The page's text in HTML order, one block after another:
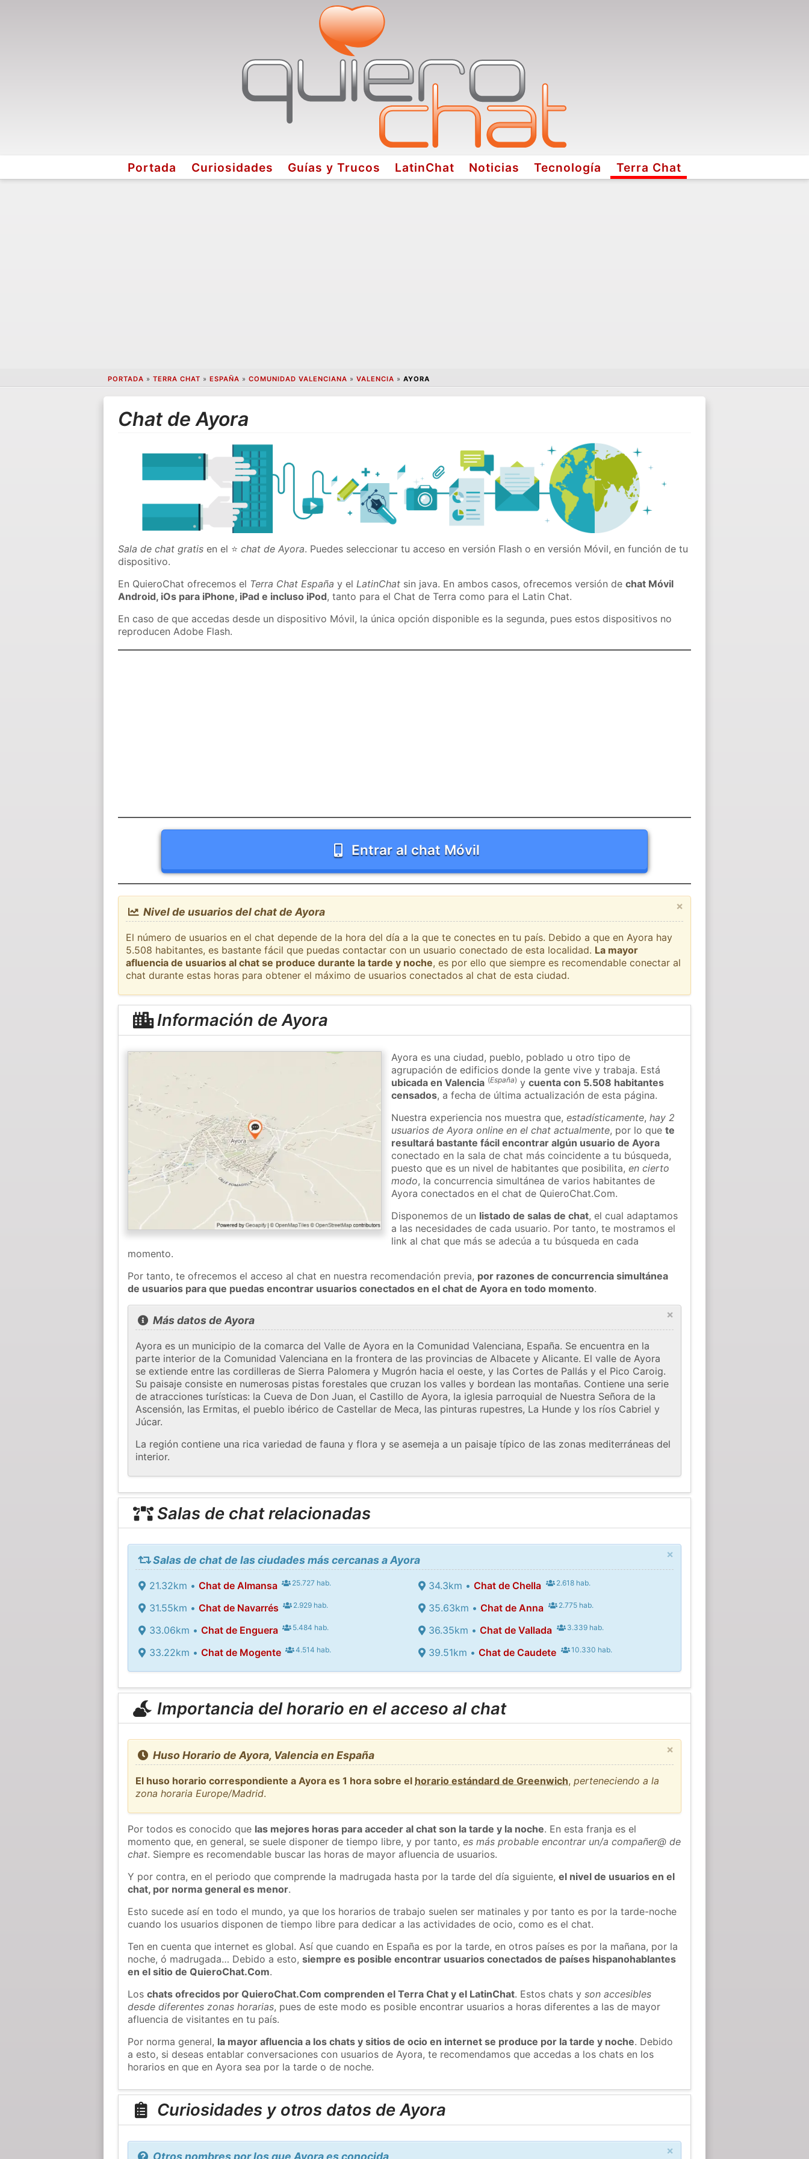
Portada Curiosidades Guías y Trucos LatinChat Noticias Tecnología Terra Chat
PORTADA » TERRA CHAT » ESPAÑA » COMUNIDAD VALENCIANA » VALENCIA » AYORA
Chat de Ayora
Sala de chat gratis en el ⭐chat de Ayora. Puedes seleccionar tu acceso en versión Flash o en versión Móvil, en función de tu
dispositivo.
En QuieroChat ofrecemos el Terra Chat España y elLatinChat sin java. En ambos casos, ofrecemos versión dechat Móvil
Android, iOs para iPhone, iPad e incluso iPod, tanto para el Chat de Terra como para el Latin Chat.
En caso de que accedas desde un dispositivo Móvil, la única opción disponible es la segunda, pues estos dispositivos no
reproducen Adobe Flash.
Entrar al chat Móvil
×
Nivel de usuarios del chat de Ayora
El número de usuarios en el chat depende de la hora del día a la que te conectes en tu país. Debido a que en Ayora hay
5.508 habitantes, es bastante fácil que puedas contactar con un usuario conectado de esta localidad. La mayor
afluencia de usuarios al chat se produce durante la tarde y noche, es por ello que siempre es recomendable conectar al
chat durante estas horas para obtener el máximo de usuarios conectados al chat de esta ciudad.
Información de Ayora
Ayora es una ciudad, pueblo, poblado u otro tipo de
agrupación de edificios donde la gente vive y trabaja. Está
ubicada en Valencia (España) ycuenta con 5.508 habitantes
censados, a fecha de última actualización de esta página.
Nuestra experiencia nos muestra que,estadísticamente,hay 2
usuarios de Ayora online en el chat actualmente, por lo quete
resultará bastante fácil encontrar algún usuario de Ayora
conectado en la sala de chat más coincidente a tu búsqueda,
puesto que es un nivel de habitantes que posibilita,en cierto
modo, la concurrencia simultánea de varios habitantes de
Ayora conectados en el chat de QuieroChat.Com.
Disponemos de un listado de salas de chat, el cual adaptamos
a las necesidades de cada usuario. Por tanto, te mostramos el
link al chat que más se adecúa a tu búsqueda en cada
momento.
Por tanto, te ofrecemos el acceso al chat en nuestra recomendación previa, por razones de concurrencia simultánea
de usuarios para que puedas encontrar usuarios conectados en el chat de Ayora en todo momento.
×
Más datos de Ayora
Ayora es un municipio de la comarca del Valle de Ayora en la Comunidad Valenciana, España. Se encuentra en la
parte interior de la Comunidad Valenciana en la frontera de las provincias de Albacete y Alicante. El valle de Ayora
se extiende entre las cordilleras de Sierra Palomera y Mugrón hacia el oeste, y las Cortes de Pallás y el Pico Caroig.
Su paisaje consiste en numerosas pistas forestales que cruzan los valles y bordean las montañas. Contiene una serie
de atracciones turísticas: la Cueva de Don Juan, el Castillo de Ayora, la iglesia parroquial de Nuestra Señora de la
Ascensión, las Ermitas, el pueblo ibérico de Castellar de Meca, las pinturas rupestres, La Hunde y los ríos Cabriel y
Júcar.
La región contiene una rica variedad de fauna y flora y se asemeja a un paisaje típico de las zonas mediterráneas del
interior.
Salas de chat relacionadas
×
Salas de chat de las ciudades más cercanas a Ayora
21.32km • Chat de Almansa 25.727 hab.
31.55km • Chat de Navarrés 2.929 hab.
33.06km • Chat de Enguera 5.484 hab.
33.22km • Chat de Mogente 4.514 hab.
34.3km •Chat de Chella 2.618 hab.
35.63km •Chat de Anna 2.775 hab.
36.35km •Chat de Vallada 3.339 hab.
39.51km •Chat de Caudete 10.330 hab.
Importancia del horario en el acceso al chat
×
Huso Horario de Ayora, Valencia en España
El huso horario correspondiente a Ayora es 1 hora sobre el horario estándard de Greenwich,perteneciendo a la
zona horaria Europe/Madrid.
Por todos es conocido que las mejores horas para acceder al chat son la tarde y la noche. En esta franja es el
momento que, en general, se suele disponer de tiempo libre, y por tanto,es más probable encontrar un/a compañer@ de
chat. Siempre es recomendable buscar las horas de mayor afluencia de usuarios.
Y por contra, en el periodo que comprende la madrugada hasta por la tarde del día siguiente,el nivel de usuarios en el
chat, por norma general es menor.
Esto sucede así en todo el mundo, ya que los horarios de trabajo suelen ser matinales y por tanto es por la tarde-noche
cuando los usuarios disponen de tiempo libre para dedicar a las actividades de ocio, como es el chat.
Ten en cuenta que internet es global. Así que cuando en España es por la tarde, en otros países es por la mañana, por la
noche, ó madrugada… Debido a esto,siempre es posible encontrar usuarios conectados de países hispanohablantes
en el sitio de QuieroChat.Com.
Loschats ofrecidos por QuieroChat.Com comprenden el Terra Chat y el LatinChat. Estos chats yson accesibles
desde diferentes zonas horarias, pues de este modo es posible encontrar usuarios a horas diferentes a las de mayor
afluencia de visitantes en tu país.
Por norma general, la mayor afluencia a los chats y sitios de ocio en internet se produce por la tarde y noche. Debido
a esto, si deseas entablar conversaciones con usuarios de Ayora, te recomendamos que accedas a los chats en los
horarios en que en Ayora sea por la tarde o de noche.
Curiosidades y otros datos de Ayora
×
Otros nombres por los que Ayora es conocida